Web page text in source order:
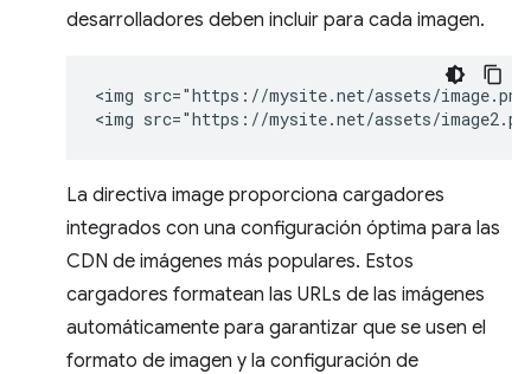
desarrolladores deben incluir para cada imagen.
<img src="https://mysite.net/assets/
La directiva image proporciona cargadores
integrados con una configuración óptima para las
CDN de imágenes más populares. Estos
cargadores formatean las URLs de las imágenes
automáticamente para garantizar que se usen el
formato de imagen y la configuración de